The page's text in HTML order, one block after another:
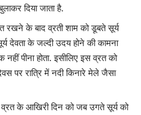
दिया जाता है.
रखने के बाद व्रती शाम को डूबते सूर्य
देवता के जल्दी उदय होने की कामना
पीना होता. इसीलिए इस व्रत को
पर रात्रि में नदी किनारे मेले जैसा
व्रत के आखिरी दिन को जब उगते सूर्य को